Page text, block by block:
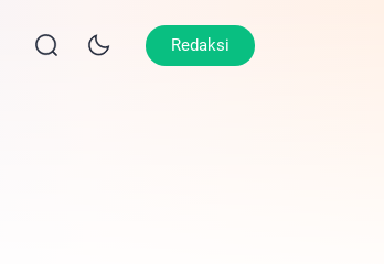
Lifestyle Olahraga
Redaksi